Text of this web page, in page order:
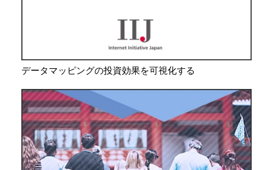
データマッピングの投資効果を可視化する